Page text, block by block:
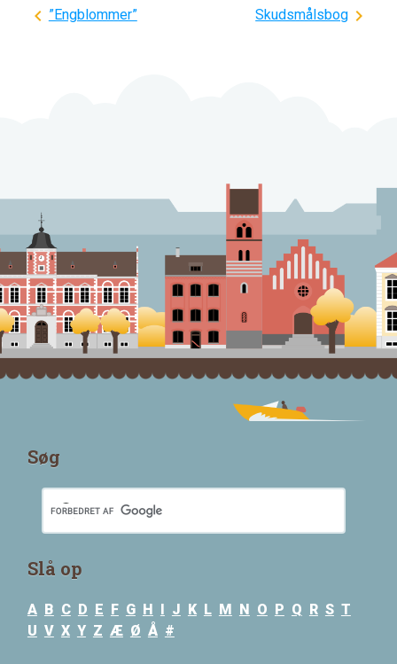
Indlægsnavigation
”Engblommer” Skudsmålsbog
Søg
Slå op
A B C D E F G H I J K L M N O P Q R S T
U V X Y Z Æ Ø Å #